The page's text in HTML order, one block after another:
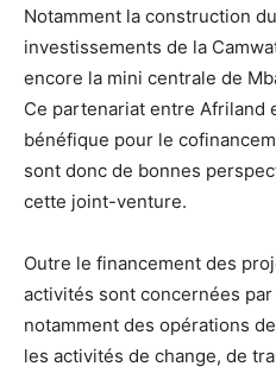
Notamment la construction
investissements de la
encore la mini centrale de
Ce partenariat entre Afriland
bénéfique pour le
sont donc de bonnes
cette joint-venture.
Outre le financement des
activités sont concernées par
notamment des opérations
les activités de change, de